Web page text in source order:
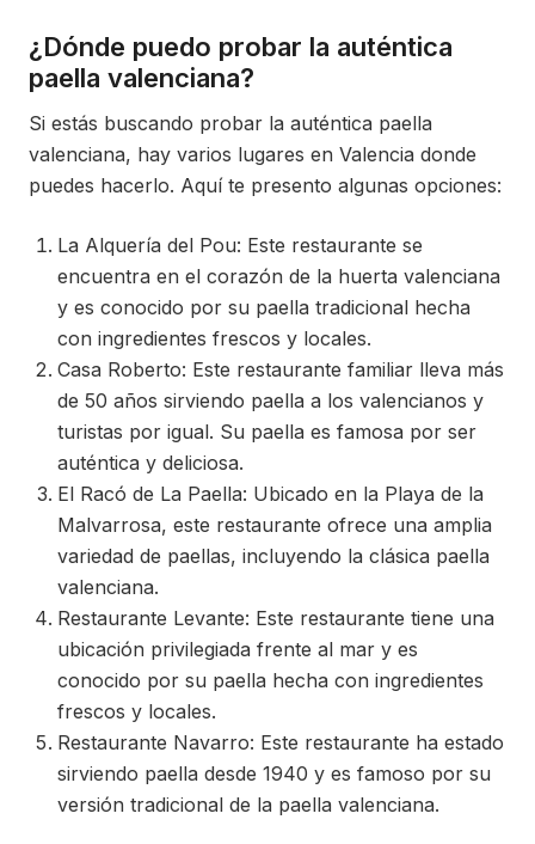
¿Dónde puedo probar la auténtica
paella valenciana?
Si estás buscando probar la auténtica paella
valenciana, hay varios lugares en Valencia donde
puedes hacerlo. Aquí te presento algunas opciones:
La Alquería del Pou: Este restaurante se
encuentra en el corazón de la huerta valenciana
y es conocido por su paella tradicional hecha
con ingredientes frescos y locales.
Casa Roberto: Este restaurante familiar lleva más
de 50 años sirviendo paella a los valencianos y
turistas por igual. Su paella es famosa por ser
auténtica y deliciosa.
El Racó de La Paella: Ubicado en la Playa de la
Malvarrosa, este restaurante ofrece una amplia
variedad de paellas, incluyendo la clásica paella
valenciana.
Restaurante Levante: Este restaurante tiene una
ubicación privilegiada frente al mar y es
conocido por su paella hecha con ingredientes
frescos y locales.
Restaurante Navarro: Este restaurante ha estado
sirviendo paella desde 1940 y es famoso por su
versión tradicional de la paella valenciana.